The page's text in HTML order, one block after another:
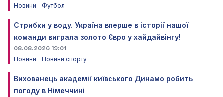
Новини
Футбол
Стрибки у воду. Україна вперше в історії нашої
команди виграла золото Євро у хайдайвінгу!
08.08.2026 19:01
Новини
Новини спорту
Вихованець академії київського Динамо робить
погоду в Німеччині